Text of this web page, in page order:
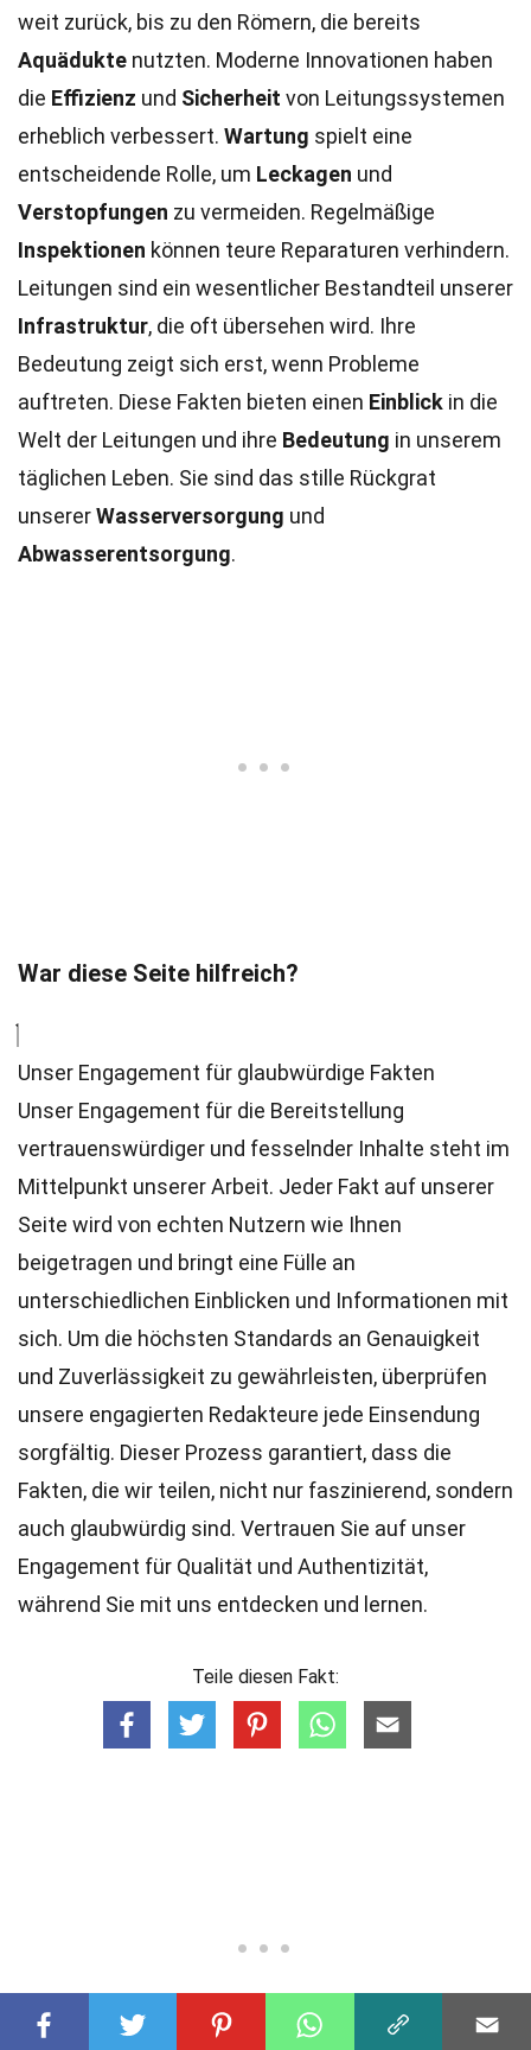
weit zurück, bis zu den Römern, die bereits
Aquädukte nutzten. Moderne Innovationen haben
die Effizienz und Sicherheit von Leitungssystemen
erheblich verbessert. Wartung spielt eine
entscheidende Rolle, um Leckagen und
Verstopfungen zu vermeiden. Regelmäßige
Inspektionen können teure Reparaturen verhindern.
Leitungen sind ein wesentlicher Bestandteil unserer
Infrastruktur, die oft übersehen wird. Ihre
Bedeutung zeigt sich erst, wenn Probleme
auftreten. Diese Fakten bieten einen Einblick in die
Welt der Leitungen und ihre Bedeutung in unserem
täglichen Leben. Sie sind das stille Rückgrat
unsererWasserversorgung und
Abwasserentsorgung.
War diese Seite hilfreich?
Unser Engagement für glaubwürdige Fakten
Unser Engagement für die Bereitstellung
vertrauenswürdiger und fesselnder Inhalte steht im
Mittelpunkt unserer Arbeit. Jeder Fakt auf unserer
Seite wird von echten Nutzern wie Ihnen
beigetragen und bringt eine Fülle an
unterschiedlichen Einblicken und Informationen mit
sich. Um die höchsten Standards an Genauigkeit
und Zuverlässigkeit zu gewährleisten, überprüfen
unsere engagierten Redakteure jede Einsendung
sorgfältig. Dieser Prozess garantiert, dass die
Fakten, die wir teilen, nicht nur faszinierend, sondern
auch glaubwürdig sind. Vertrauen Sie auf unser
Engagement für Qualität und Authentizität,
während Sie mit uns entdecken und lernen.
Teile diesen Fakt: